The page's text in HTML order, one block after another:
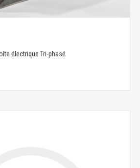
électrique Tri-phasé